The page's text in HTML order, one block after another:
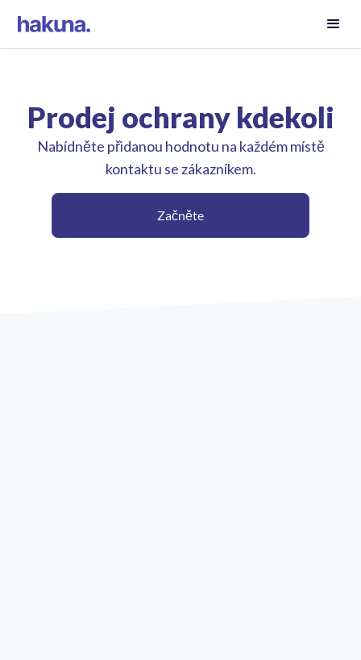
Prodej ochrany kdekoli
Nabídněte přidanou hodnotu na každém místě
kontaktu se zákazníkem.
Začněte